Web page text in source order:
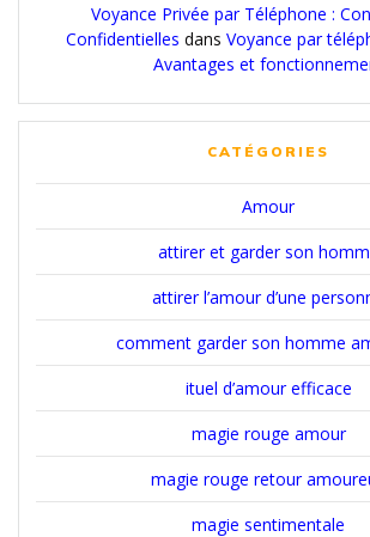
Voyance Privée par Téléphone :
Confidentielles dans Voyance par
Avantages et
CATÉGORIES
Amour
attirer et garder son
attirer l’amour d’une
comment garder son homme
ituel d’amour efficace
magie rouge amour
magie rouge retour
magie sentimentale